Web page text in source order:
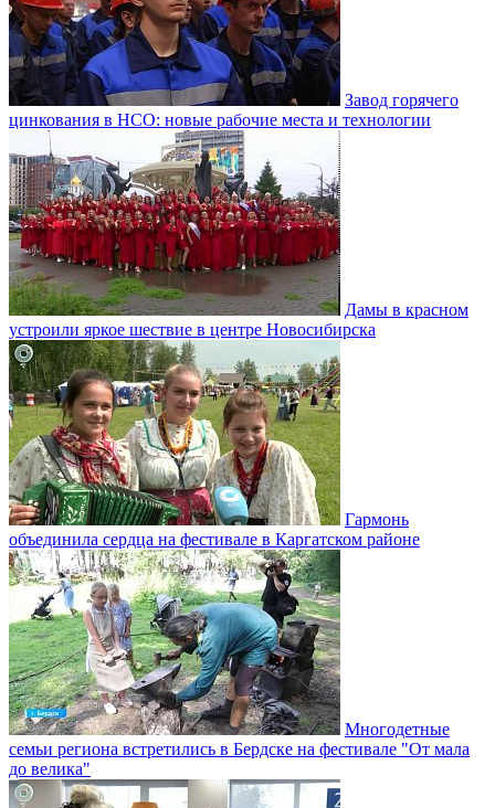
Завод горячего
цинкования в НСО: новые рабочие места и технологии
Дамы в красном
устроили яркое шествие в центре Новосибирска
Гармонь
объединила сердца на фестивале в Каргатском районе
Многодетные
семьи региона встретились в Бердске на фестивале "От мала
до велика"